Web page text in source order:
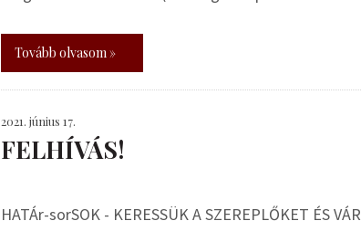
Tovább olvasom »
2021. június 17.
FELHÍVÁS!
HATÁr-sorSOK - KERESSÜK A SZEREPLŐKET ÉS